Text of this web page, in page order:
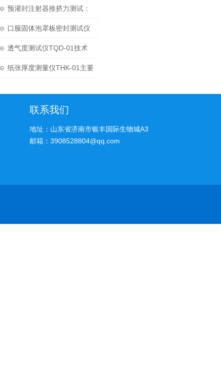
性、持粘性、与产品或基纸
的剥离力
预灌封注射器推挤力测试：
2025药典标准与设备要求
口服固体泡罩板密封测试仪
试验步骤
透气度测试仪TQD-01技术
介绍
纸张厚度测量仪THK-01主要
联系我们
地址：山东省济南市银丰国际生物城A3
邮箱：3908528804@qq.com